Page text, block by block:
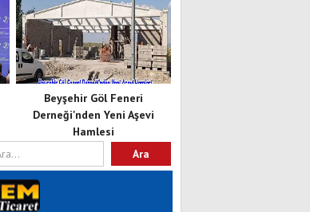
Beyşehir Göl Feneri
Derneği'nden Yeni Aşevi
Hamlesi